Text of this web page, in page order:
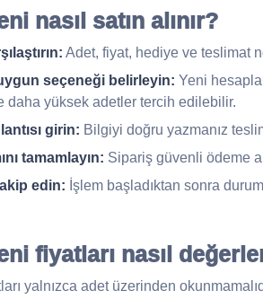
nasıl satın alınır?
Adet, fiyat, hediye ve teslimat
uygun seçeneği belirleyin: Yeni
daha yüksek adetler tercih edilebilir.
girin: Bilgiyi doğru yazmanız
tamamlayın: Sipariş güvenli ödeme
edin: İşlem başladıktan sonra
fiyatları nasıl
yalnızca adet üzerinden